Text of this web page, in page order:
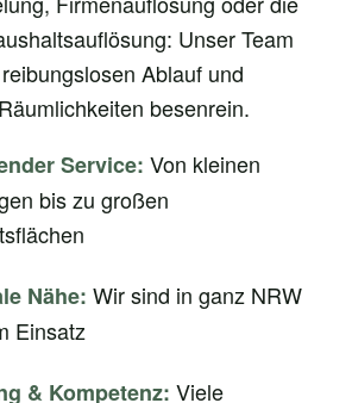
Unser Team
Ablauf und
besenrein.
Service: Von kleinen
bis zu großen
Nähe: Wir sind in ganz NRW
Einsatz
& Kompetenz: Viele